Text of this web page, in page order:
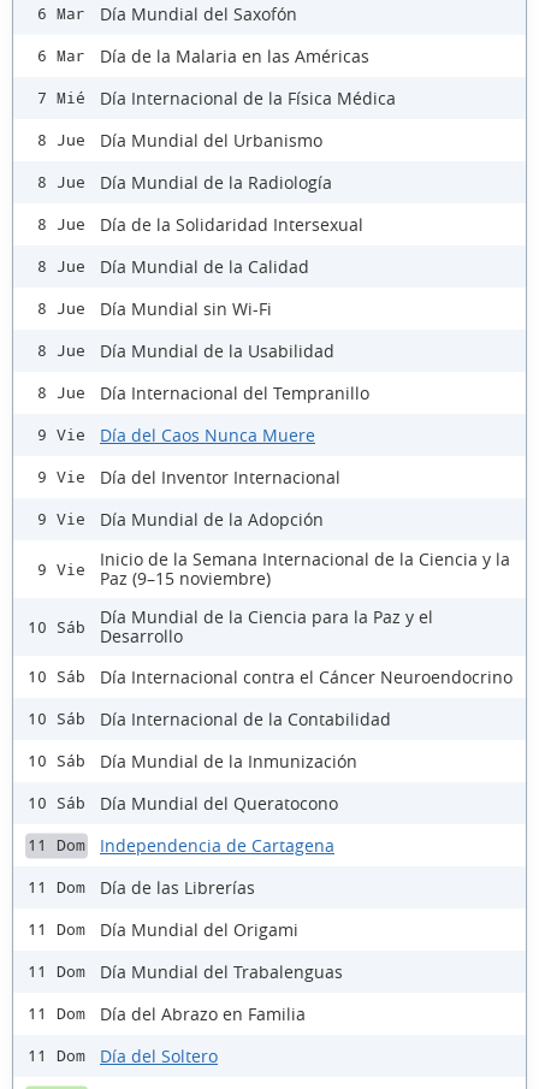
6 Mar Día Mundial del Saxofón
6 Mar Día de la Malaria en las Américas
7 Mié Día Internacional de la Física Médica
8 Jue Día Mundial del Urbanismo
8 Jue Día Mundial de la Radiología
8 Jue Día de la Solidaridad Intersexual
8 Jue Día Mundial de la Calidad
8 Jue Día Mundial sin Wi-Fi
8 Jue Día Mundial de la Usabilidad
8 Jue Día Internacional del Tempranillo
9 Vie Día del Caos Nunca Muere
9 Vie Día del Inventor Internacional
9 Vie Día Mundial de la Adopción
9 Vie
Inicio de la Semana Internacional de la Ciencia y la
Paz (9–15 noviembre)
10 Sáb
Día Mundial de la Ciencia para la Paz y el
Desarrollo
10 Sáb Día Internacional contra el Cáncer Neuroendocrino
10 Sáb Día Internacional de la Contabilidad
10 Sáb Día Mundial de la Inmunización
10 Sáb Día Mundial del Queratocono
11 Dom Independencia de Cartagena
11 Dom Día de las Librerías
11 Dom Día Mundial del Origami
11 Dom Día Mundial del Trabalenguas
11 Dom Día del Abrazo en Familia
11 Dom
Día del Soltero